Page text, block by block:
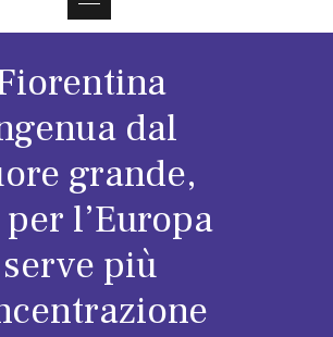
dal
grande,
l’Europa
serve più